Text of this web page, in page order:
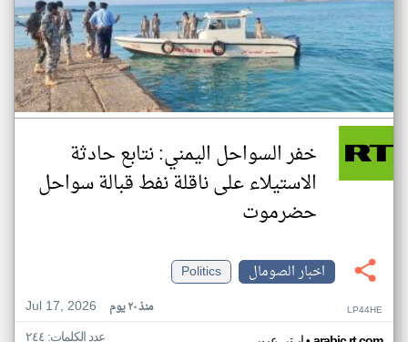
خفر السواحل اليمني: نتابع حادثة
الاستيلاء على ناقلة نفط قبالة سواحل
حضرموت
اخبار الصومال
Politics
Jul 17, 2026
منذ ٢٠ يوم LP44HE
عدد الكلمات: ٢٤٤